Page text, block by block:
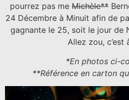
pourrez pas me Michèle**
24 Décembre à Minuit afin de
gagnante le 25, soit le jour de
Allez zou, c’est
*En photos ci-
**Référence en carton